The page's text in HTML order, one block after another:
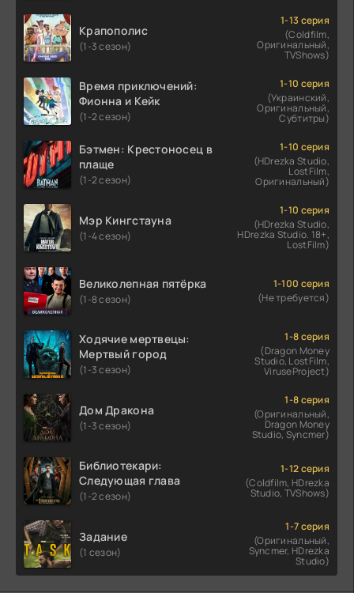
Крапополис
(1-3 сезон)
1-13 серия
(Coldfilm,
Оригинальный,
TVShows)
Время приключений:
Фионна и Кейк
(1-2 сезон)
1-10 серия
(Украинский,
Оригинальный,
Субтитры)
Бэтмен: Крестоносец в
плаще
(1-2 сезон)
1-10 серия
(HDrezka Studio,
LostFilm,
Оригинальный)
Мэр Кингстауна
(1-4 сезон)
1-10 серия
(HDrezka Studio,
HDrezka Studio. 18+,
LostFilm)
Великолепная пятёрка
(1-8 сезон)
1-100 серия
(Не требуется)
Ходячие мертвецы:
Мертвый город
(1-3 сезон)
1-8 серия
(Dragon Money
Studio, LostFilm,
ViruseProject)
Дом Дракона
(1-3 сезон)
1-8 серия
(Оригинальный,
Dragon Money
Studio, Syncmer)
Библиотекари:
Следующая глава
(1-2 сезон)
1-12 серия
(Coldfilm, HDrezka
Studio, TVShows)
Задание
(1 сезон)
1-7 серия
(Оригинальный,
Syncmer, HDrezka
Studio)